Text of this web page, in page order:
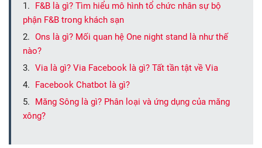
F&B là gì? Tìm hiểu mô hình tổ chức nhân sự bộ
phận F&B trong khách sạn
Ons là gì? Mối quan hệ One night stand là như thế
nào?
Via là gì? Via Facebook là gì? Tất tần tật về Via
Facebook Chatbot là gì?
Măng Sông là gì? Phân loại và ứng dụng của măng
xông?